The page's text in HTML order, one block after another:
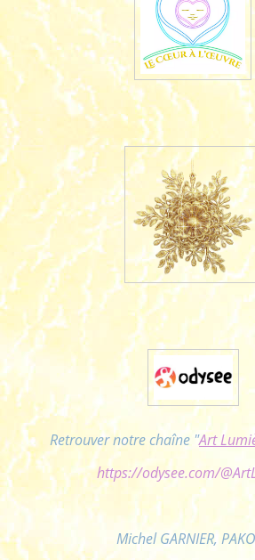
Retrouver notre chaîne "Art
https://odysee.com/
Michel GARNIER,